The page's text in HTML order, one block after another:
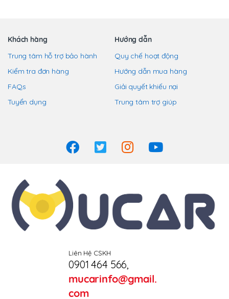
Khách hàng
Trung tâm hỗ trợ bảo hành
Kiểm tra đơn hàng
FAQs
Tuyển dụng
Hướng dẫn
Quy chế hoạt động
Hướng dẫn mua hàng
Giải quyết khiếu nại
Trung tâm trợ giúp
Liên Hệ CSKH
0901 464 566
mucarinfo@gmail.
com